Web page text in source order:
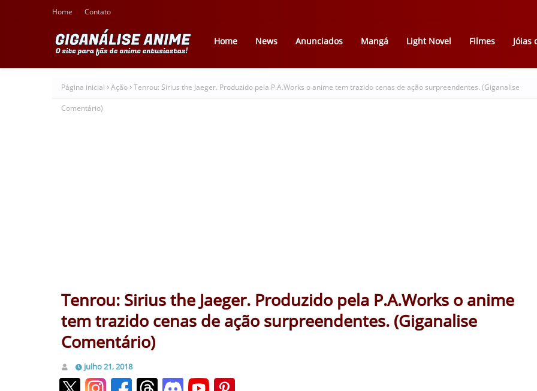
Home Contato
Home News Anunciados Mangá Light Novel Filmes Jóias
Página inicial Ação Tenrou: Sirius the Jaeger. Produzido pela P.A.Works o anime tem trazido cenas de ação surpreendentes. (Giganalise
Comentário)
Tenrou: Sirius the Jaeger. Produzido pela P.A.Works o anime
tem trazido cenas de ação surpreendentes. (Giganalise
Comentário)
julho 21, 2018